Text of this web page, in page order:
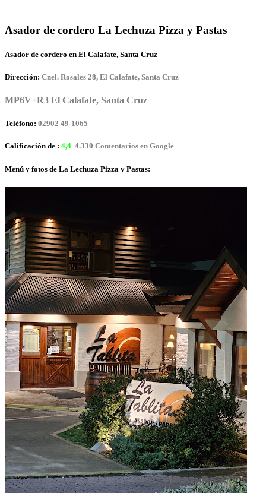
Asador de cordero La Lechuza Pizza y Pastas
Asador de cordero en El Calafate, Santa Cruz
Dirección: Cnel. Rosales 28, El Calafate, Santa Cruz
MP6V+R3 El Calafate, Santa Cruz
Teléfono: 02902 49-1065
Calificación de : 4,4 4.330 Comentarios en Google
Menú y fotos de La Lechuza Pizza y Pastas: